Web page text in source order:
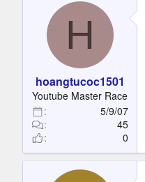
H
hoangtucoc1501
Youtube Master Race
5/9/07
45
0